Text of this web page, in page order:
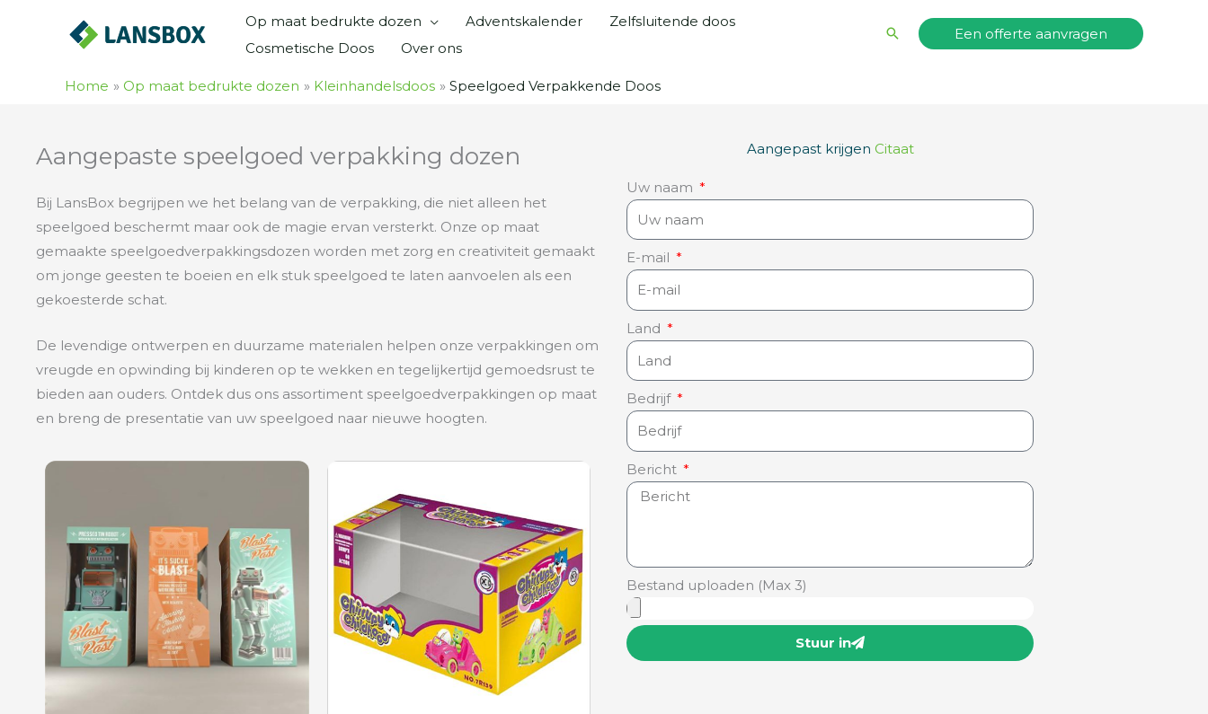
Op maat bedrukte dozen Adventskalender
Zelfsluitende doos
Cosmetische Doos
Over ons
Zoeken Een offerte aanvragen
Home Op maat bedrukte dozen Kleinhandelsdoos Speelgoed Verpakkende Doos
Aangepaste speelgoed verpakking dozen
Bij LansBox begrijpen we het belang van de verpakking, die niet alleen het
speelgoed beschermt maar ook de magie ervan versterkt. Onze op maat
gemaakte speelgoedverpakkingsdozen worden met zorg en creativiteit gemaakt
om jonge geesten te boeien en elk stuk speelgoed te laten aanvoelen als een
gekoesterde schat.
De levendige ontwerpen en duurzame materialen helpen onze verpakkingen om
vreugde en opwinding bij kinderen op te wekken en tegelijkertijd gemoedsrust te
bieden aan ouders. Ontdek dus ons assortiment speelgoedverpakkingen op maat
en breng de presentatie van uw speelgoed naar nieuwe hoogten.
Aangepast krijgen Citaat
Uw naam
E-mail
Land
Bedrijf
Bericht
Bestand uploaden (Max 3)
Stuur in